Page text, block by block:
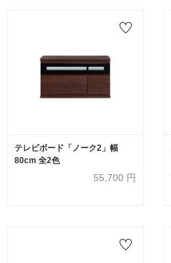
テレビボード「ノーク2」幅
80cm 全2色
55,700 円